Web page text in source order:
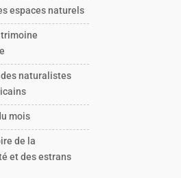
espaces naturels
naturalistes
mois
de la
et des estrans